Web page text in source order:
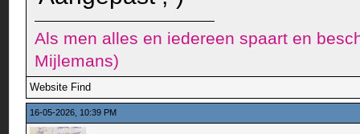
Als men alles en iedereen spaart en
Mijlemans)
Website Find
16-05-2026, 10:39 PM